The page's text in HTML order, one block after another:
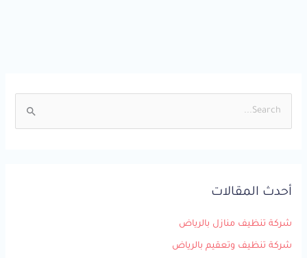
ث
أحدث المقالات
شركة تنظيف منازل بالرياض
شركة تنظيف وتعقيم بالرياض